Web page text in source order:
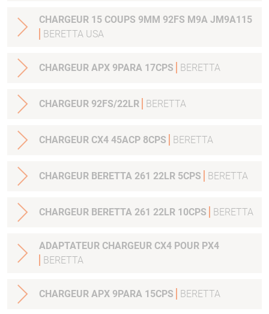
CHARGEUR 15 COUPS 9MM 92FS M9A JM9A115
BERETTA USA
CHARGEUR APX 9PARA 17CPS BERETTA
CHARGEUR 92FS/22LR BERETTA
CHARGEUR CX4 45ACP 8CPS BERETTA
CHARGEUR BERETTA 261 22LR 5CPS BERETTA
CHARGEUR BERETTA 261 22LR 10CPS BERETTA
ADAPTATEUR CHARGEUR CX4 POUR PX4
BERETTA
CHARGEUR APX 9PARA 15CPS BERETTA